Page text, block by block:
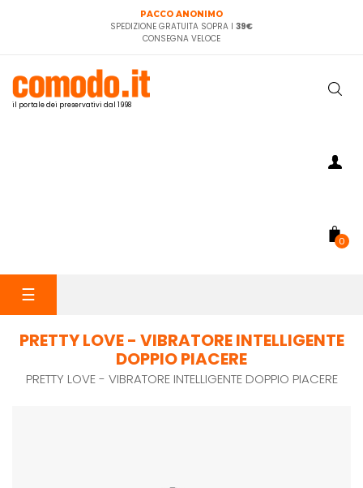
PACCO ANONIMO
SPEDIZIONE GRATUITA SOPRA I 39€
CONSEGNA VELOCE
il portale dei preservativi dal 1998
0
navigazione
☰
PRETTY LOVE - VIBRATORE INTELLIGENTE
DOPPIO PIACERE
PRETTY LOVE - VIBRATORE INTELLIGENTE DOPPIO PIACERE